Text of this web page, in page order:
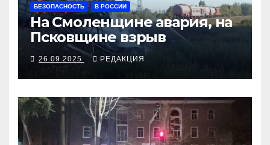
БЕЗОПАСНОСТЬ В РОССИИ
На Смоленщине авария, на
Псковщине взрыв
26.09.2025 РЕДАКЦИЯ